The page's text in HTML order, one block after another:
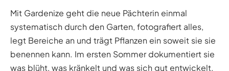
Mit Gardenize geht die neue Pächterin einmal
systematisch durch den Garten, fotografiert alles,
legt Bereiche an und trägt Pflanzen ein soweit sie sie
benennen kann. Im ersten Sommer dokumentiert sie
was blüht, was kränkelt und was sich gut entwickelt.